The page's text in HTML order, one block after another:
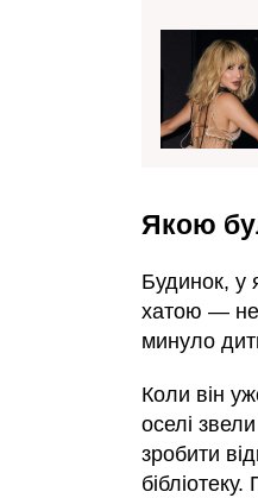
Якою
Будинок, у
хатою —
минуло
Коли він
оселі
зробити